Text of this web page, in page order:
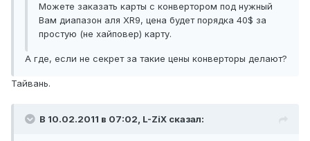
Можете заказать карты с конвертором под нужный
Вам диапазон аля XR9, цена будет порядка 40$ за
простую (не хайповер) карту.
А где, если не секрет за такие цены конверторы делают?
Тайвань.
В 10.02.2011 в 07:02, L-ZiX сказал: